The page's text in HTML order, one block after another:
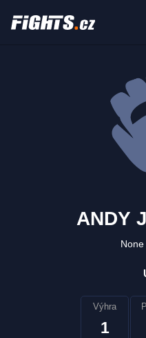
ANDY
None
Výhra
1